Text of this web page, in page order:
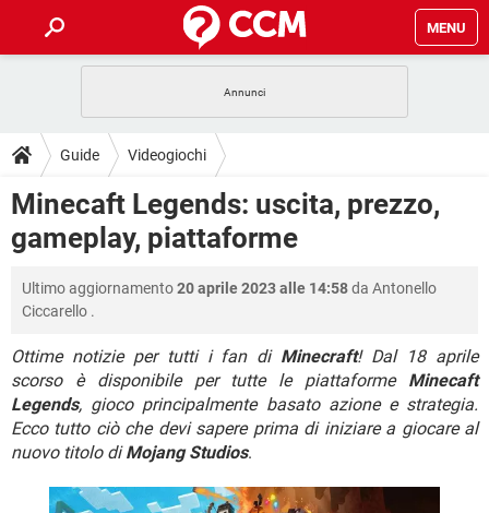
MENU
INTRATTENIMENTO
iOS WINDOWS 10
INSTAGRAM WHATSAPP
HARDWARE
GUIDE
COVID-19
INTRATTENIMENTO ANDROID
iOS
INSTAGRAM WHATSAPP
HARDWARE
DOWNLOAD
COVID-19 GAMING
iOS
INSTAGRAM WHATSAPP
TIKTOK FACEBOOK
HARDWARE
FORUM
COVID-19 GAMING
iOS WINDOWS 10
INSTAGRAM WHATSAPP
TIKTOK FACEBOOK
GLOSSARIO
COVID-19 GAMING
INTRATTENIMENTO ANDROID
iOS WINDOWS 10
INSTAGRAM
TIKTOK FACEBOOK
Guide Videogiochi
Minecaft Legends: uscita, prezzo,
gameplay, piattaforme
Ultimo aggiornamento20 aprile 2023 alle 14:58da Antonello
Ciccarello .
Ottime notizie per tutti i fan di Minecraft! Dal 18 aprile
scorso è disponibile per tutte le piattaforme Minecaft
Legends, gioco principalmente basato azione e strategia.
Ecco tutto ciò che devi sapere prima di iniziare a giocare al
nuovo titolo diMojang Studios.